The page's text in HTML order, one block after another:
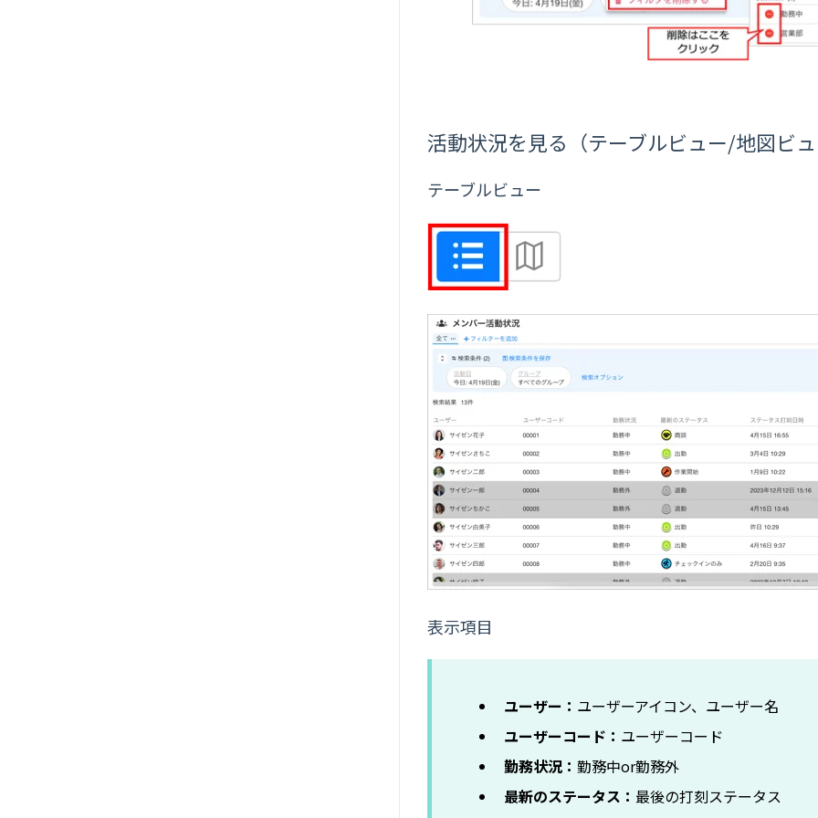
活動状況を見る（テーブルビュー/地図ビ
テーブルビュー
表示項目
ユーザー： ユーザーアイコン、ユーザー名
ユーザーコード： ユーザーコード
勤務状況： 勤務中or勤務外
最新のステータス： 最後の打刻ステータス